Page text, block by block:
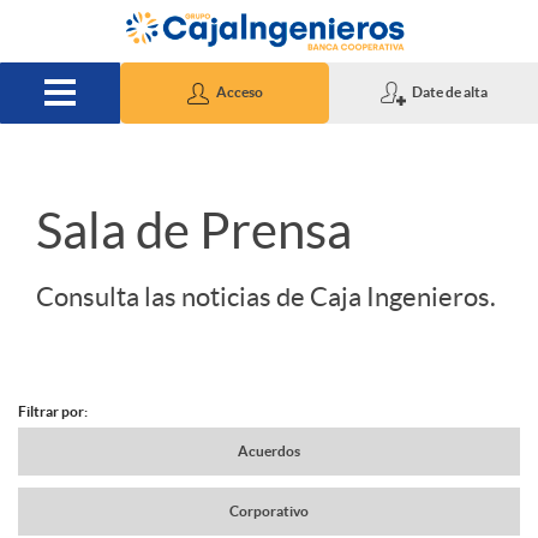
Saltar al contenido principal
Acceso Date de alta
S
Sala de Prensa
Consulta las noticias de Caja Ingenieros.
N
Filtrar por:
Acuerdos
Corporativo